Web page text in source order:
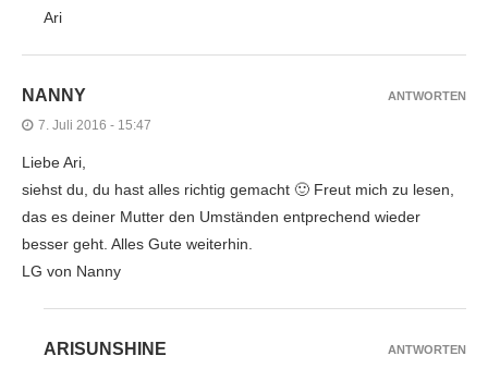
Ari
NANNY
7. Juli 2016 - 15:47
Liebe Ari,
siehst du, du hast alles richtig gemacht 🙂 Freut mich zu lesen,
das es deiner Mutter den Umständen entprechend wieder
besser geht. Alles Gute weiterhin.
LG von Nanny
ANTWORTEN
ARISUNSHINE ANTWORTEN